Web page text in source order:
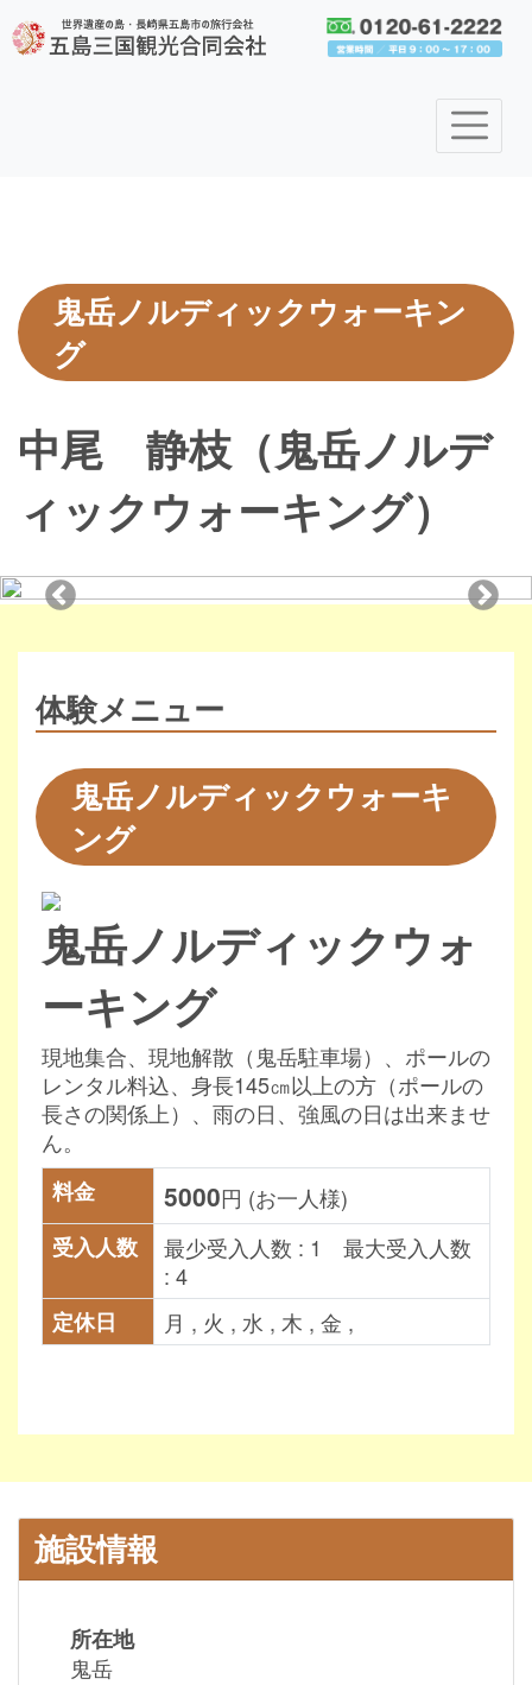
鬼岳ノルディックウォーキン
グ
中尾 静枝（鬼岳ノルデ
ィックウォーキング）
体験メニュー
鬼岳ノルディックウォーキ
ング
鬼岳ノルディックウォ
ーキング
現地集合、現地解散（鬼岳駐車場）、ポールの
レンタル料込、身長145㎝以上の方（ポールの
長さの関係上）、雨の日、強風の日は出来ませ
ん。
料金
5000円 (お一人様)
受入人数
最少受入人数 : 1 最大受入人数
: 4
定休日
月 , 火 , 水 , 木 , 金 ,
施設情報
所在地
鬼岳